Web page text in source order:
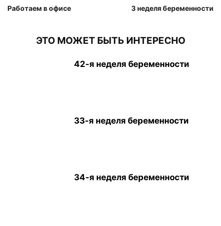
Работаем в офисе 3 неделя беременности
ЭТО МОЖЕТ БЫТЬ ИНТЕРЕСНО
42-я неделя беременности
33-я неделя беременности
34-я неделя беременности